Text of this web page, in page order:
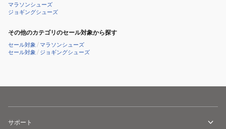
マラソンシューズ
ジョギングシューズ
その他のカテゴリのセール対象から探す
セール対象 / マラソンシューズ
セール対象 / ジョギングシューズ
サポート